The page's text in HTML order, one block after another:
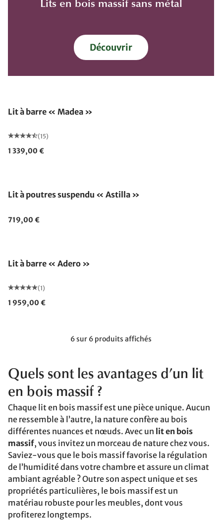
Lits en bois massif sans métal
Découvrir
Lit à barre « Madea »
(15)
1 339,00 €
Lit à poutres suspendu « Astilla »
719,00 €
Lit à barre « Adero »
(1)
1 959,00 €
6 sur 6 produits affichés
Quels sont les avantages d’un lit
en bois massif ?
Chaque lit en bois massif est une pièce unique. Aucun
ne ressemble à l’autre, la nature confère au bois
différentes nuances et nœuds. Avec un lit en bois
massif, vous invitez un morceau de nature chez vous.
Saviez-vous que le bois massif favorise la régulation
de l’humidité dans votre chambre et assure un climat
ambiant agréable ? Outre son aspect unique et ses
propriétés particulières, le bois massif est un
matériau robuste pour les meubles, dont vous
profiterez longtemps.